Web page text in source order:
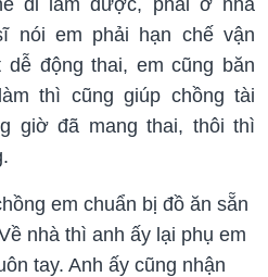
nói em phải hạn chế vận
động thai, em cũng băn
thì cũng giúp chồng tài
giờ đã mang thai, thôi thì
em chuẩn bị đồ ăn sẵn
nhà thì anh ấy lại phụ em
tay. Anh ấy cũng nhận